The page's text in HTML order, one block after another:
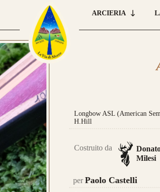
ARCIERIA
Longbow ASL (American
H.Hill
Costruito da
Milesi
per Paolo Castelli